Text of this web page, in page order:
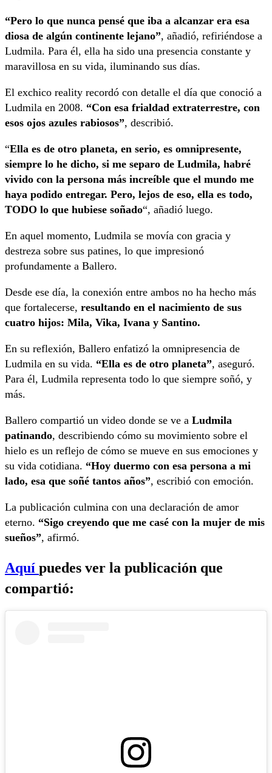
“Pero lo que nunca pensé que iba a alcanzar era esa
diosa de algún continente lejano”, añadió, refiriéndose a
Ludmila. Para él, ella ha sido una presencia constante y
maravillosa en su vida, iluminando sus días.
El exchico reality recordó con detalle el día que conoció a
Ludmila en 2008. “Con esa frialdad extraterrestre, con
esos ojos azules rabiosos”, describió.
“Ella es de otro planeta, en serio, es omnipresente,
siempre lo he dicho, si me separo de Ludmila, habré
vivido con la persona más increíble que el mundo me
haya podido entregar. Pero, lejos de eso, ella es todo,
TODO lo que hubiese soñado“, añadió luego.
En aquel momento, Ludmila se movía con gracia y
destreza sobre sus patines, lo que impresionó
profundamente a Ballero.
Desde ese día, la conexión entre ambos no ha hecho más
que fortalecerse, resultando en el nacimiento de sus
cuatro hijos: Mila, Vika, Ivana y Santino.
En su reflexión, Ballero enfatizó la omnipresencia de
Ludmila en su vida. “Ella es de otro planeta”, aseguró.
Para él, Ludmila representa todo lo que siempre soñó, y
más.
Ballero compartió un video donde se ve a Ludmila
patinando, describiendo cómo su movimiento sobre el
hielo es un reflejo de cómo se mueve en sus emociones y
su vida cotidiana. “Hoy duermo con esa persona a mi
lado, esa que soñé tantos años”, escribió con emoción.
La publicación culmina con una declaración de amor
eterno. “Sigo creyendo que me casé con la mujer de mis
sueños”, afirmó.
Aquí puedes ver la publicación que
compartió: